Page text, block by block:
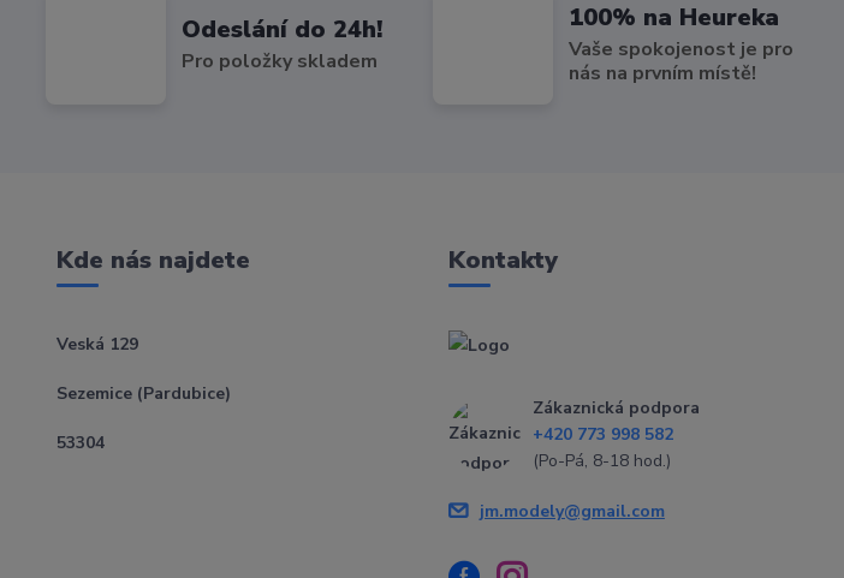
Odeslání do 24h!
Pro položky skladem
100% na Heureka
Vaše spokojenost je pro
nás na prvním místě!
Kde nás najdete
Veská 129
Sezemice (Pardubice)
53304
Kontakty
Zákaznická podpora
+420 773 998 582
(Po-Pá, 8-18 hod.)
jm.modely@gmail.com